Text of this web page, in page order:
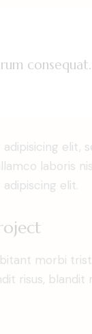
elit,
laboris
elit.
morbi
risus,